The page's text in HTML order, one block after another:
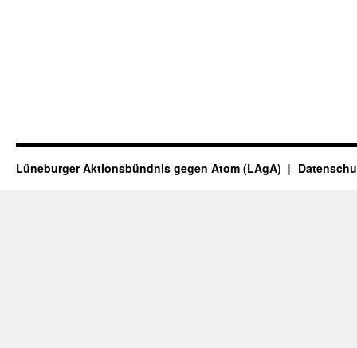
Lüneburger Aktionsbündnis gegen Atom (LAgA)